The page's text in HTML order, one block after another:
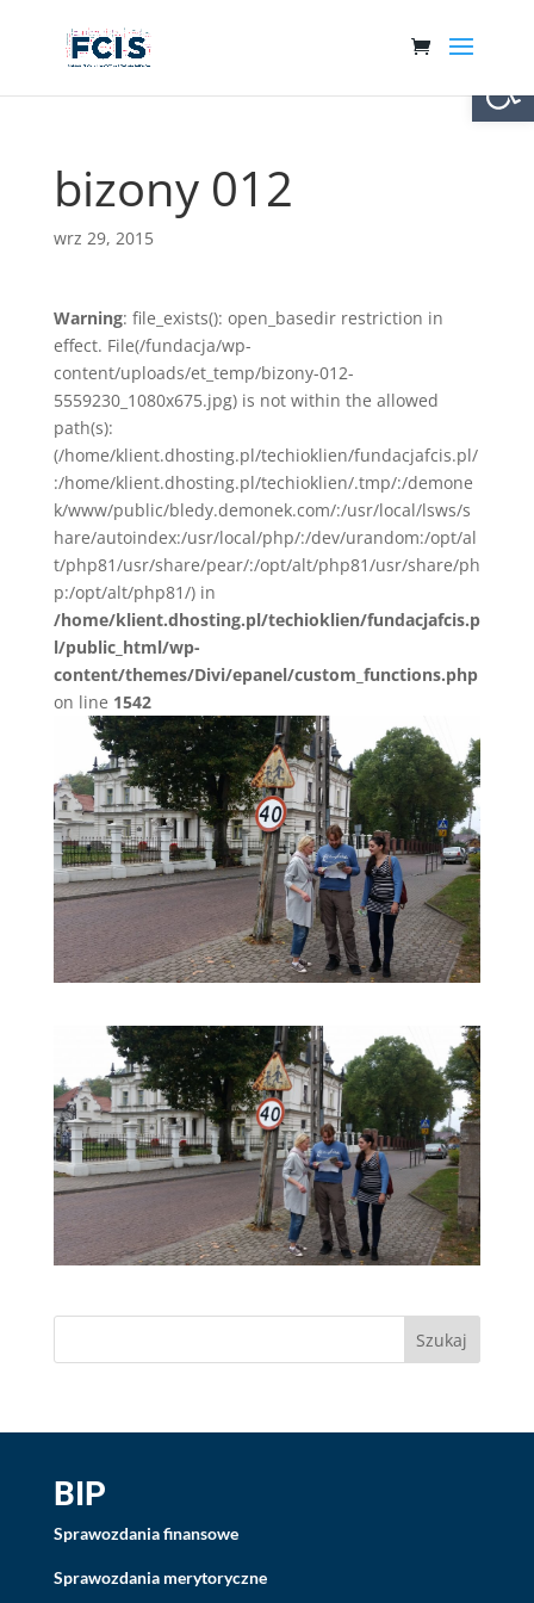
bizony 012
wrz 29, 2015
Warning: file_exists(): open_basedir restriction in
effect. File(/fundacja/wp-
content/uploads/et_temp/bizony-012-
5559230_1080x675.jpg) is not within the allowed
path(s):
(/home/klient.dhosting.pl/techioklien/fundacjafcis.pl/
:/home/klient.dhosting.pl/techioklien/.tmp/:/demone
k/www/public/bledy.demonek.com/:/usr/local/lsws/s
hare/autoindex:/usr/local/php/:/dev/urandom:/opt/al
t/php81/usr/share/pear/:/opt/alt/php81/usr/share/ph
p:/opt/alt/php81/) in
/home/klient.dhosting.pl/techioklien/fundacjafcis.p
l/public_html/wp-
content/themes/Divi/epanel/custom_functions.php
on line 1542
BIP
Sprawozdania finansowe
Sprawozdania merytoryczne